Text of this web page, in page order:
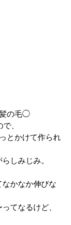
の毛◯
、
とかけて作られ
しみじみ。
かなか伸びな
てなるけど、